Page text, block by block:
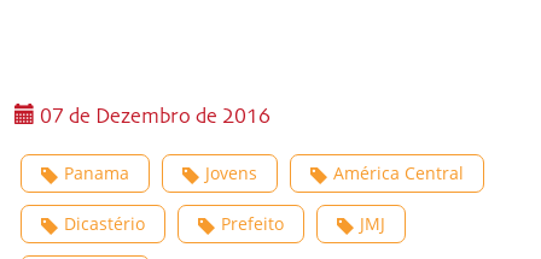
07 de Dezembro de 2016
Panama Jovens América Central
Dicastério Prefeito JMJ